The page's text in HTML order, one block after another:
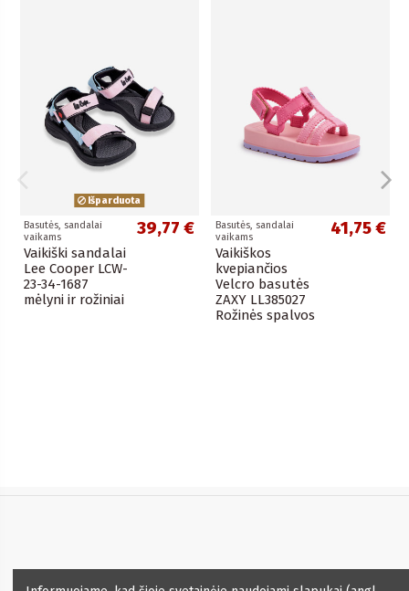
Išparduota
Basutės, sandalai
vaikams
Vaikiški sandalai
Lee Cooper LCW-
23-34-1687
mėlyni ir rožiniai
39,77 €
Basutės, sandalai
vaikams
Vaikiškos
kvepiančios
Velcro basutės
ZAXY LL385027
Rožinės spalvos
41,75 €